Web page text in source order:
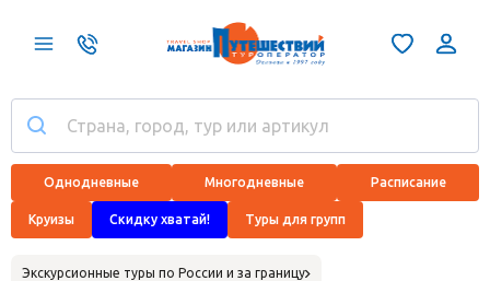
Однодневные Многодневные Расписание
Круизы Скидку хватай! Туры для групп
Экскурсионные туры по России и за границу